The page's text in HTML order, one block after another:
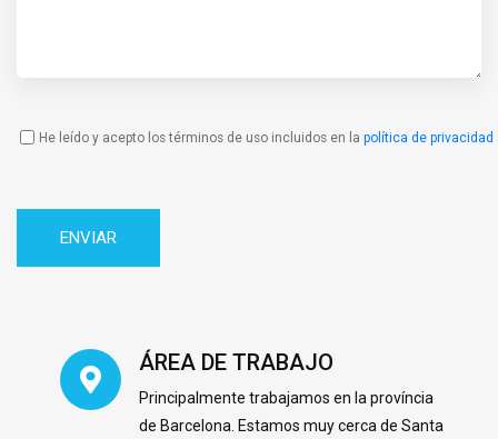
PolíticaHe leído y acepto los términos de uso incluidos en lapolítica de privacidad
ÁREA DE TRABAJO
Principalmente trabajamos en la província
de Barcelona. Estamos muy cerca de Santa